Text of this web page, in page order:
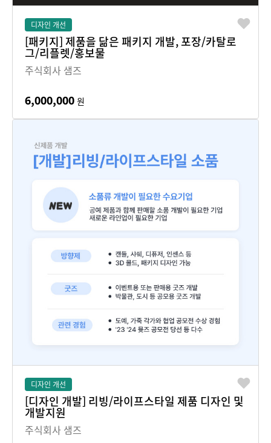
디자인 개선
[패키지] 제품을 닮은 패키지 개발, 포장/카탈로
그/리플렛/홍보물
주식회사 샘즈
6,000,000 원
디자인 개선
[디자인 개발] 리빙/라이프스타일 제품 디자인 및
개발지원
주식회사 샘즈